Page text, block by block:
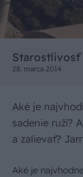
Starostlivosť
28. marca 2014
Aké je
sadenie ruží?
a zalievať?
Aké je